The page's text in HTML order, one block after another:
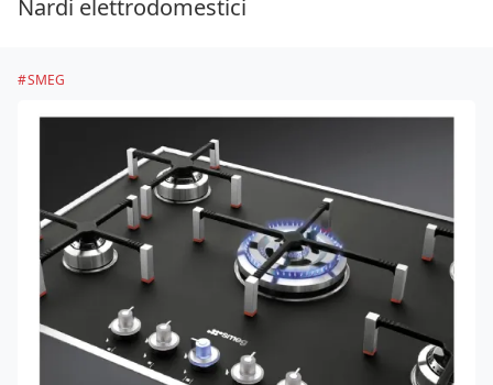
Nardi elettrodomestici
SMEG